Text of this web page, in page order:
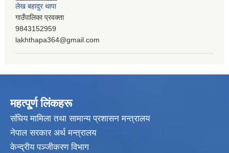
लेख बहादुर थापा
गाउँपालिका प्रवक्ता
9843152959
lakhthapa364@gmail.com
महत्पू्र्ण लिंकहरू
संघिय मामिला तथा सामान्य प्रशासन मन्त्रालय
नेपाल सरकार अर्थ मन्त्रालय
केन्द्रीय पञ्जीकरण विभाग